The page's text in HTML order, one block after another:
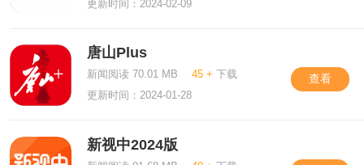
更新时间：2024-02-09
唐山Plus
新闻阅读 70.01 MB 45 + 下载
更新时间：2024-01-28
查看
新视中2024版